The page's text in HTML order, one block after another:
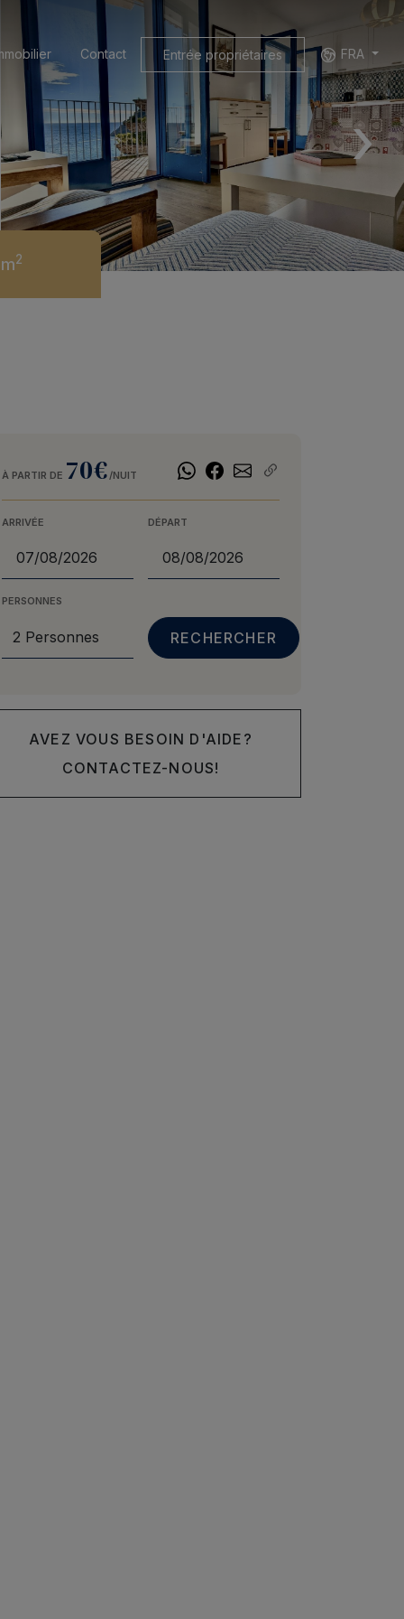
Contact Entrée propriétaires FRA
2
›
À PARTIR DE 70€/NUIT
ARRIVÉE DÉPART
PERSONNES
AVEZ VOUS BESOIN D'AIDE?
CONTACTEZ-NOUS!